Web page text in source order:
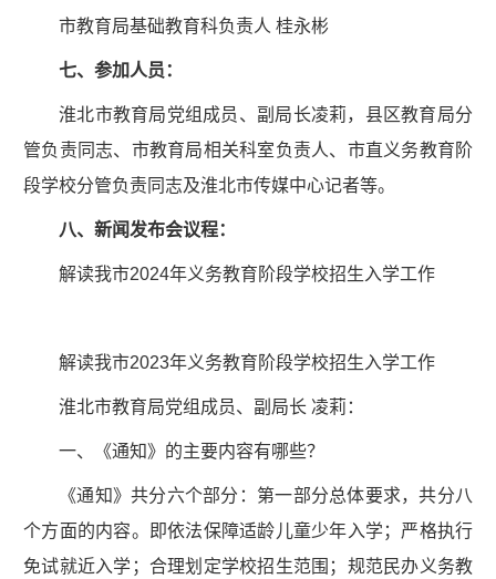
市教育局基础教育科负责人 桂永彬
七、参加人员：
淮北市教育局党组成员、副局长凌莉，县区教育局分
管负责同志、市教育局相关科室负责人、市直义务教育阶
段学校分管负责同志及淮北市传媒中心记者等。
八、新闻发布会议程：
解读我市2024年义务教育阶段学校招生入学工作
解读我市2023年义务教育阶段学校招生入学工作
淮北市教育局党组成员、副局长 凌莉：
一、《通知》的主要内容有哪些？
《通知》共分六个部分：第一部分总体要求，共分八
个方面的内容。即依法保障适龄儿童少年入学；严格执行
免试就近入学；合理划定学校招生范围；规范民办义务教